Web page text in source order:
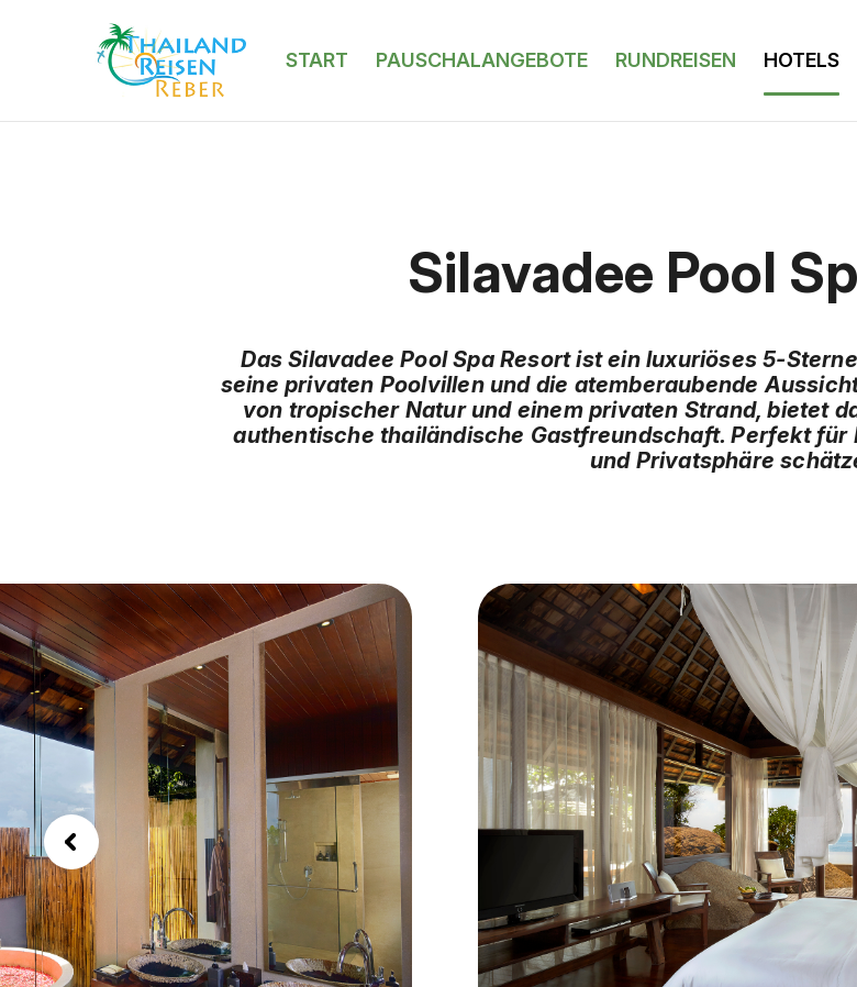
START PAUSCHALANGEBOTE RUNDREISEN HOTELS
Silavadee Pool
Das Silavadee Pool Spa Resort ist ein luxuriöses 5-
seine privaten Poolvillen und die atemberaubende
von tropischer Natur und einem privaten Strand, bietet
authentische thailändische Gastfreundschaft. Perfekt für
und Privatsphäre